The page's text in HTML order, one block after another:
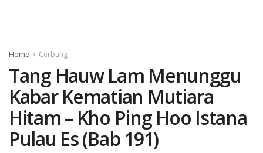
Home Cerbung
Tang Hauw Lam Menunggu
Kabar Kematian Mutiara
Hitam – Kho Ping Hoo Istana
Pulau Es (Bab 191)